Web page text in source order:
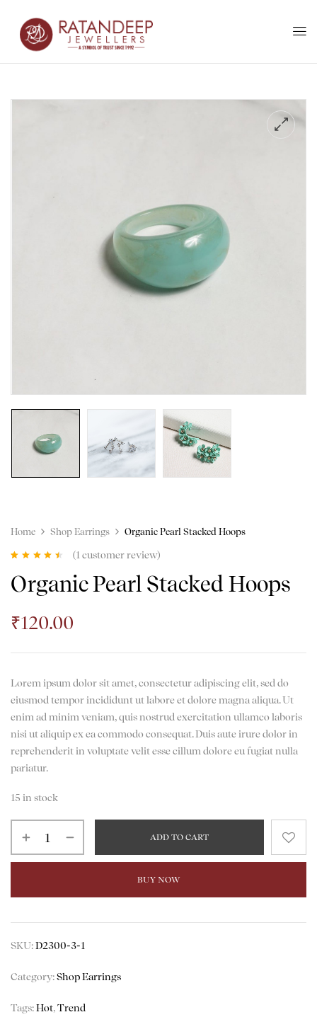
Home Shop Earrings Organic Pearl Stacked Hoops
out of 5
based on
(1 customer review)
Organic Pearl Stacked Hoops
₹120.00
Lorem ipsum dolor sit amet, consectetur adipiscing elit, sed do
eiusmod tempor incididunt ut labore et dolore magna aliqua. Ut
enim ad minim veniam, quis nostrud exercitation ullamco laboris
nisi ut aliquip ex ea commodo consequat. Duis aute irure dolor in
reprehenderit in voluptate velit esse cillum dolore eu fugiat nulla
pariatur.
15 in stock
ADD TO CART
BUY NOW
SKU:D2300-3-1
Category:Shop Earrings
Tags:Hot,Trend